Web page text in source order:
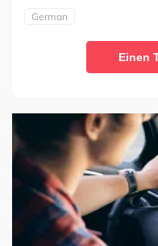
German
Einen